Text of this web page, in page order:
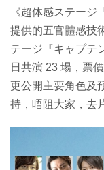
《超体感ステー
提供的五官體感技
テージ『キャプテ
日共演 23 場，票
更公開主要角色及
持，唔阻大家，去